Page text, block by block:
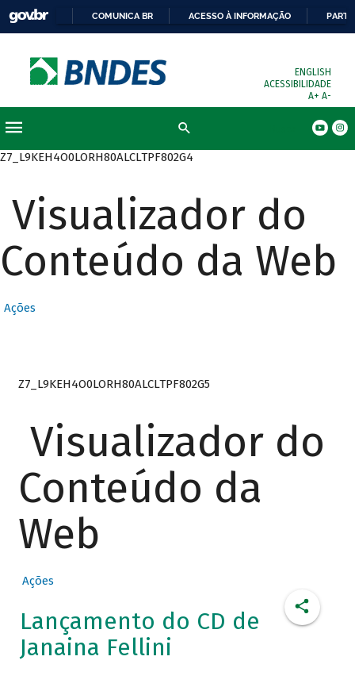
COMUNICA BR ACESSO À INFORMAÇÃO
ENGLISH
ACESSIBILIDADE
A+ A-
Z7_L9KEH4O0LORH80ALCLTPF802G4
Visualizador do
Conteúdo da Web
Ações
Z7_L9KEH4O0LORH80ALCLTPF802G5
Visualizador do
Conteúdo da
Web
Ações
Lançamento do CD de
Janaina Fellini